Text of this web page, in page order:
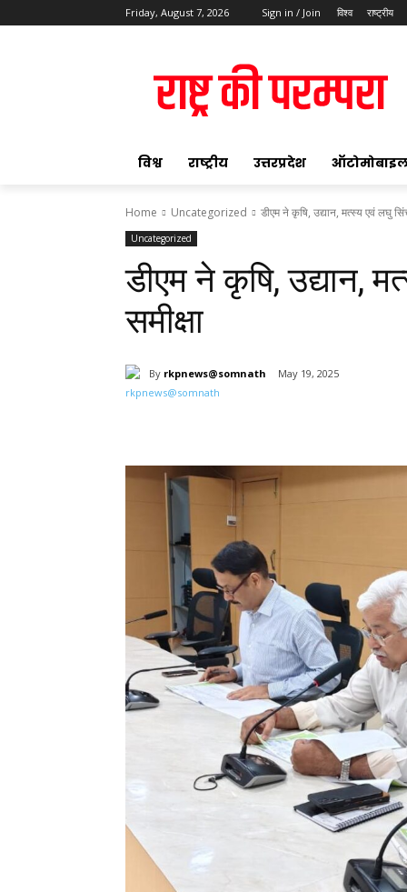
Friday, August 7, 2026 Sign in / Join विश्व राष्ट्रीय
विश्व राष्ट्रीय उत्तरप्रदेश
Home Uncategorized डीएम ने कृषि, उद्यान, मत्स्य एवं लघु
Uncategorized
डीएम ने कृषि, उद्यान,
समीक्षा
By rkpnews@somnath May 19, 2025